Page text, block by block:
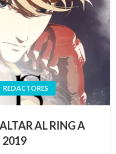
REDACTORES
AL RING A
2019